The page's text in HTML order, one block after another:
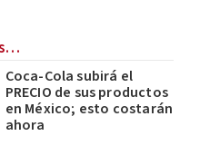
Coca-Cola subirá el
PRECIO de sus productos
en México; esto costarán
ahora